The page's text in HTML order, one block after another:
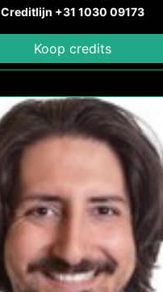
Creditlijn +31 1030 09173
Koop credits